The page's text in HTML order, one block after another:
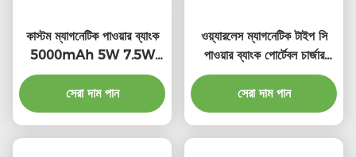
কাস্টম ম্যাগনেটিক পাওয়ার ব্যাংক
5000mAh 5W 7.5W
পোর্টেবল ওয়্যারলেস পাওয়ার ব্যাংক
সেরা দাম পান
ওয়্যারলেস ম্যাগনেটিক টাইপ সি
পাওয়ার ব্যাংক পোর্টেবল চার্জার
10000mAh
সেরা দাম পান